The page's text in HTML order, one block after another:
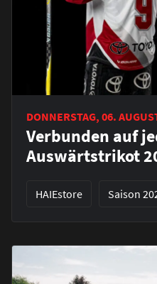
DONNERSTAG, 06.
Verbunden auf
Auswärtstrikot
HAIEstore Saison